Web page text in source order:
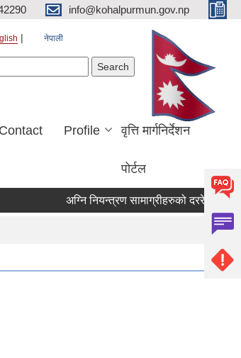
info@kohalpurmun.gov.np
नेपाली
Contact Profile वृत्ति मार्गनिर्देशन
पोर्टल